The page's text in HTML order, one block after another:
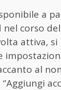
a
corso
attiva, si
al